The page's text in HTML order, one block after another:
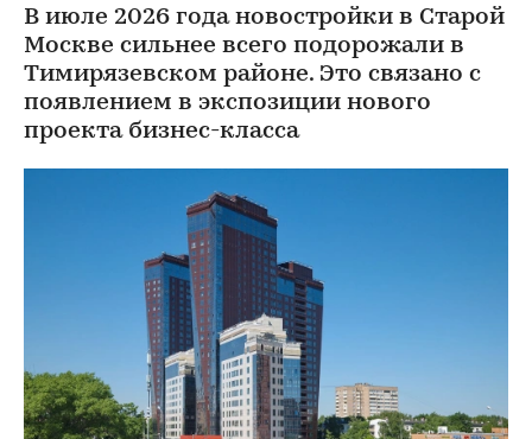
В июле 2026 года новостройки в Старой
Москве сильнее всего подорожали в
Тимирязевском районе. Это связано с
появлением в экспозиции нового
проекта бизнес-класса